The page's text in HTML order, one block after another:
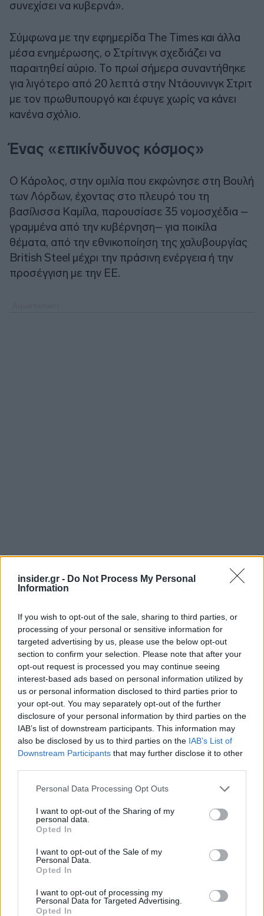
insider.gr - Do Not Process My Personal
Information
If you wish to opt-out of the sale, sharing to third parties, or
processing of your personal or sensitive information for
targeted advertising by us, please use the below opt-out
section to confirm your selection. Please note that after your
opt-out request is processed you may continue seeing
interest-based ads based on personal information utilized by
us or personal information disclosed to third parties prior to
your opt-out. You may separately opt-out of the further
disclosure of your personal information by third parties on the
IAB’s list of downstream participants. This information may
also be disclosed by us to third parties on the IAB’s List of
Downstream Participants that may further disclose it to other
Please note that this website/app uses one or more Google
not limited to your visit or usage behaviour. You may click to
grant or deny consent to Google and its third-party tags to
use your data for below specified purposes in below Google
consent section.
Personal Data Processing Opt Outs
I want to opt-out of the Sharing of my
personal data.
Opted In
I want to opt-out of the Sale of my
Personal Data.
Opted In
I want to opt-out of processing my
Personal Data for Targeted Advertising.
Opted In
συνεχίσει να κυβερνά».
Σύμφωνα με την εφημερίδα The Times και άλλα
μέσα ενημέρωσης, ο Στρίτινγκ σχεδιάζει να
παραιτηθεί αύριο. Το πρωί σήμερα συναντήθηκε
για λιγότερο από 20 λεπτά στην Ντάουνινγκ Στριτ
με τον πρωθυπουργό και έφυγε χωρίς να κάνει
κανένα σχόλιο.
Ένας «επικίνδυνος κόσμος»
Ο Κάρολος, στην ομιλία που εκφώνησε στη Βουλή
των Λόρδων, έχοντας στο πλευρό του τη
βασίλισσα Καμίλα, παρουσίασε 35 νομοσχέδια –
γραμμένα από την κυβέρνηση– για ποικίλα
θέματα, από την εθνικοποίηση της χαλυβουργίας
British Steel μέχρι την πράσινη ενέργεια ή την
προσέγγιση με την ΕΕ.
«Ένας κόσμος ολοένα και πιο επικίνδυνος και
ασταθής απειλή τον Ηνωμένο Βασίλειο και η
σύγκρουση στη Μέση Ανατολή δεν είναι παρά
μόνο το πιο πρόσφατο παράδειγμα»
υπογράμμισε.
Άλλες προτάσεις που παρουσιάστηκαν και θα
συζητηθούν στην επόμενη κοινοβουλευτική
από την ηλικία των 16 ετών και η μεταρρύθμιση
του συστήματος παροχής ασύλου. Ο συνολικός
αριθμός των μεταναστών που διέπλευσαν τη
Μάγχη με πλοιάρια ξεπέρασε τις 200.000 από το